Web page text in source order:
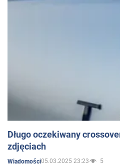
Długo oczekiwany
zdjęciach
Wiadomości05.03.2025 23:23 5